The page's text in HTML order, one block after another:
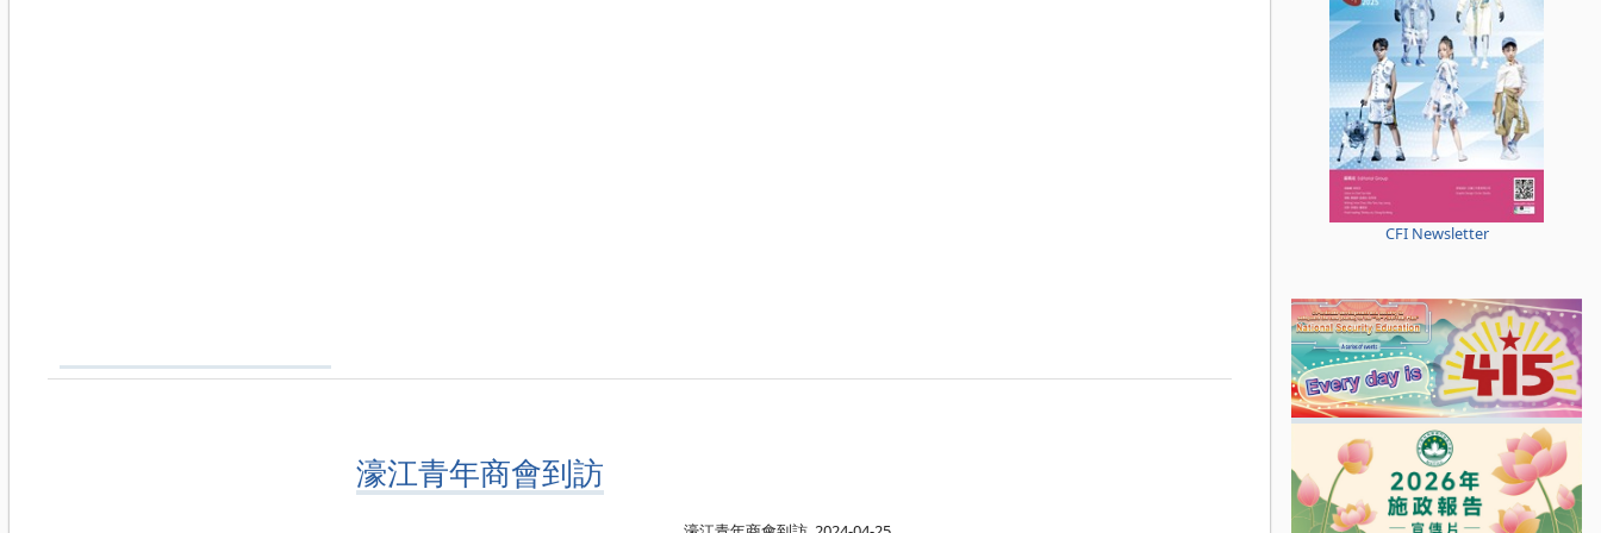
濠江青年商會到訪
CFI Newsletter